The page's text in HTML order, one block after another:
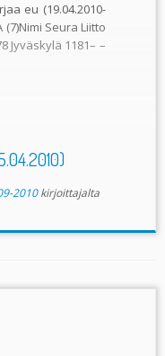
eu (19.04.2010-
(7)Nimi Seura Liitto
Jyväskylä 1181– –
2010kirjoittajalta